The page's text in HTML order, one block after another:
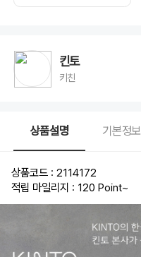
킨토
키친
상품설명 기본정보
상품코드 : 2114172
적립 마일리지 : 120 Point~